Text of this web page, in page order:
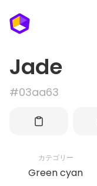
Jade
#03aa63
カテゴリー
Green cyan